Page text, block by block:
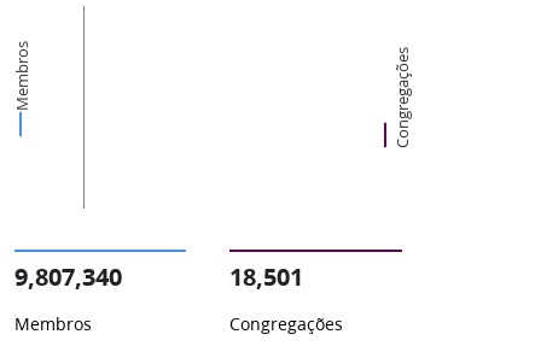
Membros Congregações
9,807,340
Membros
18,501
Congregações